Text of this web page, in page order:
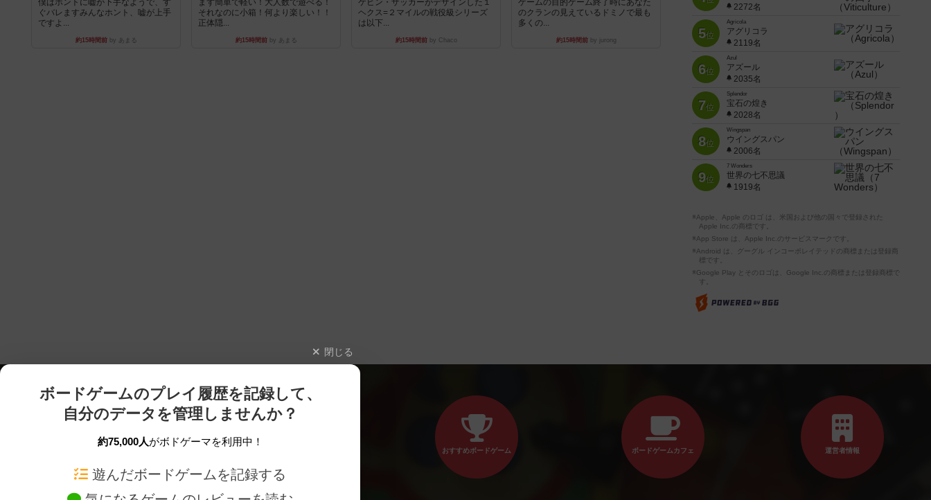
ぐバレますみんなホント、嘘が上手
ですよ...
約15時間前by あまる
それなのに小箱！何より楽しい！！
正体隠...
約15時間前by あまる
ヘクス=２マイルの戦役級シリーズ
は以下...
約15時間前by Chaco
のクランの見えているドミノで最も
多くの...
約15時間前by jurong
2272名
5位
Agricola
アグリコラ
2119名
6位
Azul
アズール
2035名
7位
Splendor
宝石の煌き
2028名
8位
Wingspan
ウイングスパン
2006名
9位
7 Wonders
世界の七不思議
1919名
※Apple、Apple のロゴ は、米国および他の国々で登録された
Apple Inc.の商標です。
※App Store は、Apple Inc.のサービスマークです。
※Android は、グーグル インコーポレイテッドの商標または登録商
標です。
※Google Play とそのロゴは、Google Inc.の商標または登録商標で
す。
閉じる
ボードゲームのプレイ履歴を記録して、
自分のデータを管理しませんか？
約75,000人がボドゲーマを利用中！
遊んだボードゲームを記録する
おすすめボードゲーム ボードゲームカフェ 運営者情報